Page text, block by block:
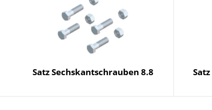
Satz Sechskantschrauben 8.8